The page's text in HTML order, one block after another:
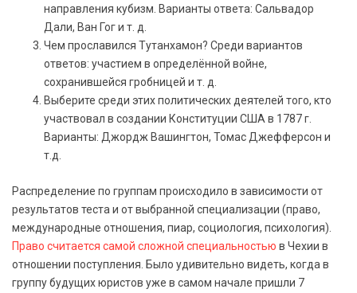
направления кубизм. Варианты ответа: Сальвадор
Дали, Ван Гог и т. д.
Чем прославился Тутанхамон? Среди вариантов
ответов: участием в определённой войне,
сохранившейся гробницей и т. д.
Выберите среди этих политических деятелей того, кто
участвовал в создании Конституции США в 1787 г.
Варианты: Джордж Вашингтон, Томас Джефферсон и
т.д.
Распределение по группам происходило в зависимости от
результатов теста и от выбранной специализации (право,
международные отношения, пиар, социология, психология).
Право считается самой сложной специальностью в Чехии в
отношении поступления. Было удивительно видеть, когда в
группу будущих юристов уже в самом начале пришли 7